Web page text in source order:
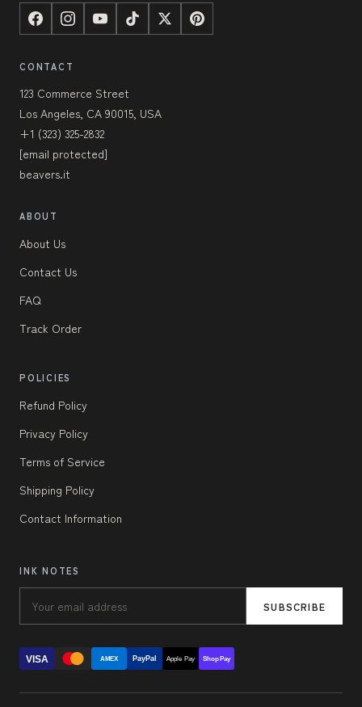
CONTACT
123 Commerce Street
Los Angeles, CA 90015, USA
+1 (323) 325-2832
[email protected]
beavers.it
ABOUT
About Us
Contact Us
FAQ
Track Order
POLICIES
Refund Policy
Privacy Policy
Terms of Service
Shipping Policy
Contact Information
INK NOTES
SUBSCRIBE
VISA AMEX PayPal Apple Pay Shop Pay